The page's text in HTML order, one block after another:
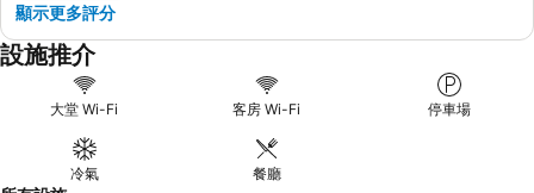
顯示更多評分
設施推介
大堂 Wi-Fi 客房 Wi-Fi 停車場
冷氣 餐廳